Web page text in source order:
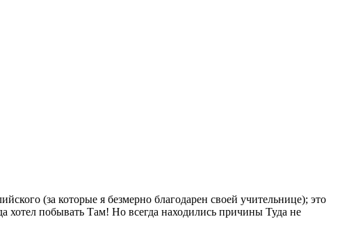
(за которые я безмерно благодарен своей учительнице); это
побывать Там! Но всегда находились причины Туда не